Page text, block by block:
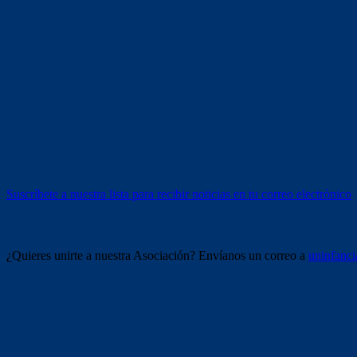
Suscríbete a nuestra lista para recibir noticias en tu correo electrónico
¿Quieres unirte a nuestra Asociación? Envíanos un correo a